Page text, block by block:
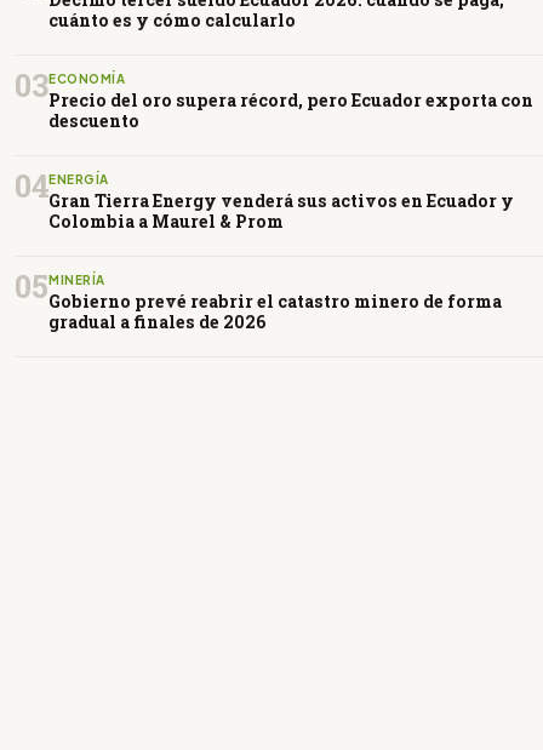
cuánto es y cómo calcularlo
03ECONOMÍA
Precio del oro supera récord, pero Ecuador exporta con
descuento
04ENERGÍA
Gran Tierra Energy venderá sus activos en Ecuador y
Colombia a Maurel & Prom
05MINERÍA
Gobierno prevé reabrir el catastro minero de forma
gradual a finales de 2026